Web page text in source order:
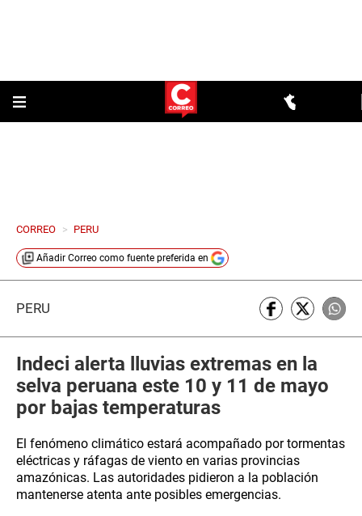
CORREO > PERU
Añadir Correo como fuente preferida en
PERÚ
Indeci alerta lluvias extremas en la
selva peruana este 10 y 11 de mayo
por bajas temperaturas
El fenómeno climático estará acompañado por tormentas
eléctricas y ráfagas de viento en varias provincias
amazónicas. Las autoridades pidieron a la población
mantenerse atenta ante posibles emergencias.